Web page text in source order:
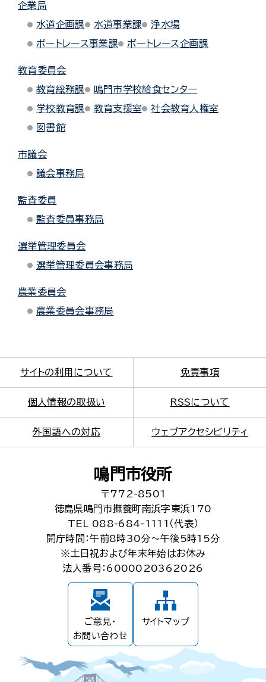
企業局
水道企画課
水道事業課
浄水場
ボートレース事業課
ボートレース企画課
教育委員会
教育総務課
鳴門市学校給食センター
学校教育課
教育支援室
社会教育人権室
図書館
市議会
議会事務局
監査委員
監査委員事務局
選挙管理委員会
選挙管理委員会事務局
農業委員会
農業委員会事務局
サイトの利用について 免責事項
個人情報の取扱い RSSについて
外国語への対応 ウェブアクセシビリティ
鳴門市役所
〒772-8501
徳島県鳴門市撫養町南浜字東浜170
TEL 088-684-1111（代表）
開庁時間：午前8時30分～午後5時15分
※土日祝および年末年始はお休み
法人番号：6000020362026
ご意見・
お問い合わせ
サイトマップ